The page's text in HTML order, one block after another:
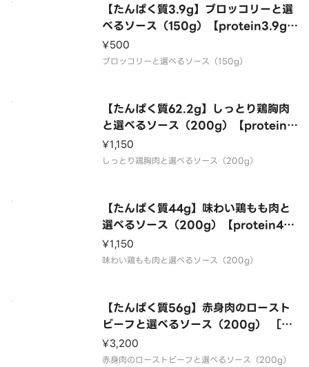
【たんぱく質3.9g】ブロッコリーと選
べるソース（150g）【protein3.9g】
Broccoli with your choice of sau
ce（150g）
¥500
ブロッコリーと選べるソース（150g）
【たんぱく質62.2g】しっとり鶏胸肉
と選べるソース（200g）【protein6
2.2g】Moist chicken breast and
your choice of sauce（200g）
¥1,150
しっとり鶏胸肉と選べるソース（200g）
【たんぱく質44g】味わい鶏もも肉と
選べるソース（200g）【protein44
g】Tasty chicken thighs and you
r choice of sauce（200g）
¥1,150
味わい鶏もも肉と選べるソース（200g）
【たんぱく質56g】赤身肉のロースト
ビーフと選べるソース（200g） ［Pr
otein 56g］ Red meat roast beef
and selectable sauce （200g）
¥3,200
赤身肉のローストビーフと選べるソース（200g）